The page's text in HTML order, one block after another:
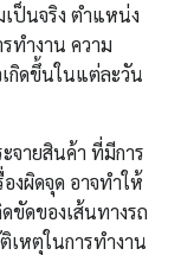
ป็นจริง ตำแหน่ง
ทำงาน ความ
กิดขึ้นในแต่ละวัน
จายสินค้า ที่มีการ
งผิดจุด อาจทำให้
ขัดของเส้นทางรถ
หตุในการทำงาน